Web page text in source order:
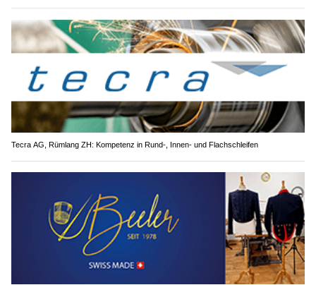
Tecra AG, Rümlang ZH: Kompetenz in Rund-, Innen- und Flachschleifen